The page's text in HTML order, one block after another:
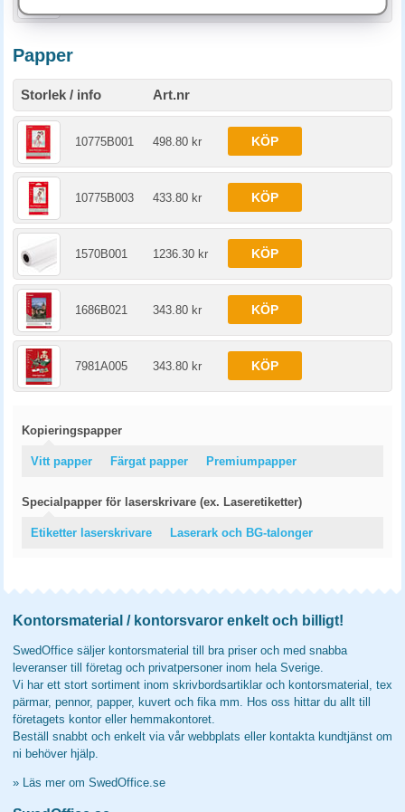
Papper
Storlek / info Art.nr
10775B001 498.80 kr KÖP
10775B003 433.80 kr KÖP
1570B001 1236.30 kr KÖP
1686B021 343.80 kr KÖP
7981A005 343.80 kr KÖP
Kopieringspapper
Vitt papper Färgat papper Premiumpapper
Specialpapper för laserskrivare (ex. Laseretiketter)
Etiketter laserskrivare Laserark och BG-talonger
Kontorsmaterial / kontorsvaror enkelt och billigt!
SwedOffice säljer kontorsmaterial till bra priser och med snabba
leveranser till företag och privatpersoner inom hela Sverige.
Vi har ett stort sortiment inom skrivbordsartiklar och kontorsmaterial, tex
pärmar, pennor, papper, kuvert och fika mm. Hos oss hittar du allt till
företagets kontor eller hemmakontoret.
Beställ snabbt och enkelt via vår webbplats eller kontakta kundtjänst om
ni behöver hjälp.
» Läs mer om SwedOffice.se